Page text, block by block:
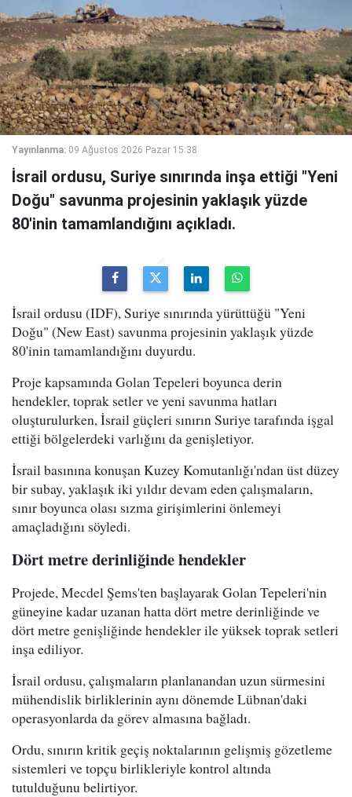
Yayınlanma: 09 Ağustos 2026 Pazar 15:38
İsrail ordusu, Suriye sınırında inşa ettiği "Yeni
Doğu" savunma projesinin yaklaşık yüzde
80'inin tamamlandığını açıkladı.
İsrail ordusu (IDF), Suriye sınırında yürüttüğü "Yeni
Doğu" (New East) savunma projesinin yaklaşık yüzde
80'inin tamamlandığını duyurdu.
Proje kapsamında Golan Tepeleri boyunca derin
hendekler, toprak setler ve yeni savunma hatları
oluşturulurken, İsrail güçleri sınırın Suriye tarafında işgal
ettiği bölgelerdeki varlığını da genişletiyor.
İsrail basınına konuşan Kuzey Komutanlığı'ndan üst düzey
bir subay, yaklaşık iki yıldır devam eden çalışmaların,
sınır boyunca olası sızma girişimlerini önlemeyi
amaçladığını söyledi.
Dört metre derinliğinde hendekler
Projede, Mecdel Şems'ten başlayarak Golan Tepeleri'nin
güneyine kadar uzanan hatta dört metre derinliğinde ve
dört metre genişliğinde hendekler ile yüksek toprak setleri
inşa ediliyor.
İsrail ordusu, çalışmaların planlanandan uzun sürmesini
mühendislik birliklerinin aynı dönemde Lübnan'daki
operasyonlarda da görev almasına bağladı.
Ordu, sınırın kritik geçiş noktalarının gelişmiş gözetleme
sistemleri ve topçu birlikleriyle kontrol altında
tutulduğunu belirtiyor.